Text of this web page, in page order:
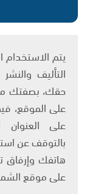
حقك، بصفتك
على الموقع،
بالتوقف عن
هاتفك وإرفاق
على موقع